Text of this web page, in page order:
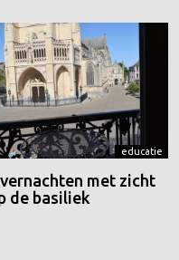
educatie
met zicht
de basiliek